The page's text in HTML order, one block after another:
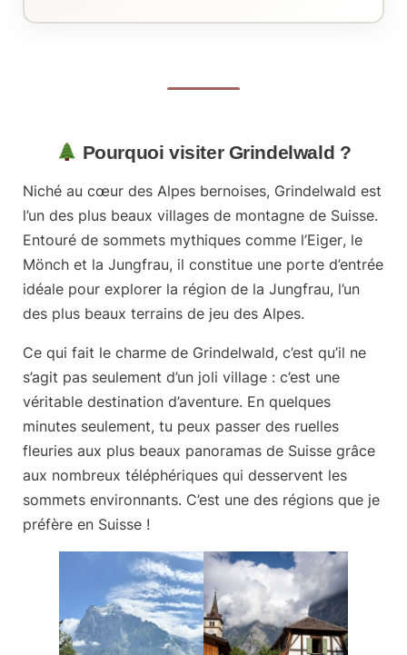
Pourquoi visiter Grindelwald ?
Niché au cœur des Alpes bernoises, Grindelwald est
l’un des plus beaux villages de montagne de Suisse.
Entouré de sommets mythiques comme l’Eiger, le
Mönch et la Jungfrau, il constitue une porte d’entrée
idéale pour explorer la région de la Jungfrau, l’un
des plus beaux terrains de jeu des Alpes.
Ce qui fait le charme de Grindelwald, c’est qu’il ne
s’agit pas seulement d’un joli village : c’est une
véritable destination d’aventure. En quelques
minutes seulement, tu peux passer des ruelles
fleuries aux plus beaux panoramas de Suisse grâce
aux nombreux téléphériques qui desservent les
sommets environnants. C’est une des régions que je
préfère en Suisse !